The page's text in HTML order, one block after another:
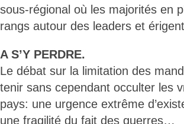
sous-régional où les majorités en
rangs autour des leaders et
A S’Y PERDRE.
Le débat sur la limitation des
tenir sans cependant occulter les
pays: une urgence extrême
une fragilité du fait des guerres…